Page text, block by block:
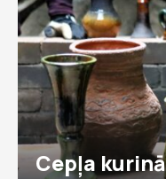
Cepļa